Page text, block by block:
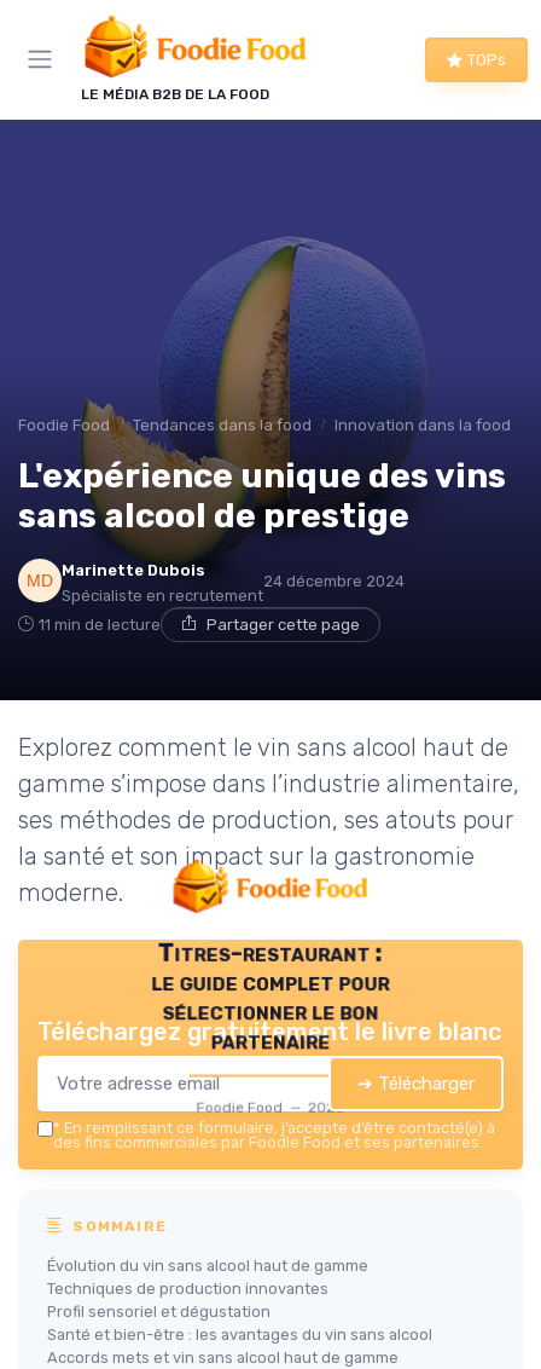
LE MÉDIA B2B DE LA FOOD
TOPs
Foodie Food Tendances dans la food Innovation dans la food
L'expérience unique des vins
sans alcool de prestige
Marinette Dubois
Spécialiste en recrutement
24 décembre 2024
11 min de lecture Partager cette page
Explorez comment le vin sans alcool haut de
gamme s’impose dans l’industrie alimentaire,
ses méthodes de production, ses atouts pour
la santé et son impact sur la gastronomie
moderne.
Titres-restaurant :
le guide complet pour
sélectionner le bon
partenaire
Foodie Food — 2026
Téléchargez gratuitement le livre blanc
➔ Télécharger
* En remplissant ce formulaire, j’accepte d’être contacté(e) à
des fins commerciales par Foodie Food et ses partenaires.
SOMMAIRE
Évolution du vin sans alcool haut de gamme
Techniques de production innovantes
Profil sensoriel et dégustation
Santé et bien-être : les avantages du vin sans alcool
Accords mets et vin sans alcool haut de gamme
Panneau de gestion des cookies